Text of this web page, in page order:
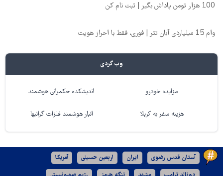
100 هزار تومن پاداش بگیر | ثبت نام کن
وام 15 میلیاردی آبان تتر | فوری، فقط با احراز هویت
وب گردی
مزایده خودرو اندیشکده حکمرانی هوشمند
هزینه سفر به کربلا انبار هوشمند فلزات گرانبها
آستان قدس رضوی ایران اربعین حسینی آمریکا